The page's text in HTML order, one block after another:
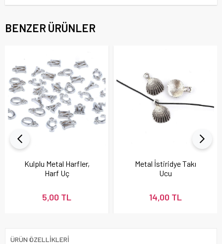
BENZER ÜRÜNLER
Kulplu Metal Harfler,
Harf Uç
5,00 TL
Metal İstiridye Takı
Ucu
14,00 TL
ÜRÜN ÖZELLIKLERI